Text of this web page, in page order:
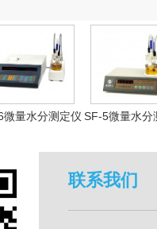
微量水分测定仪 SF-5微量水分
联系我们